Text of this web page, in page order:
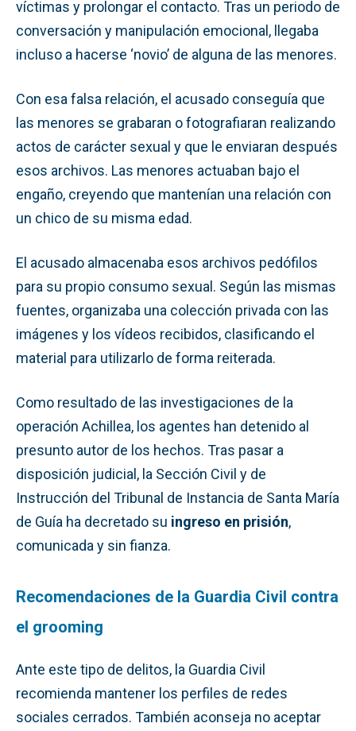
víctimas y prolongar el contacto. Tras un periodo de
conversación y manipulación emocional, llegaba
incluso a hacerse ‘novio’ de alguna de las menores.
Con esa falsa relación, el acusado conseguía que
las menores se grabaran o fotografiaran realizando
actos de carácter sexual y que le enviaran después
esos archivos. Las menores actuaban bajo el
engaño, creyendo que mantenían una relación con
un chico de su misma edad.
El acusado almacenaba esos archivos pedófilos
para su propio consumo sexual. Según las mismas
fuentes, organizaba una colección privada con las
imágenes y los vídeos recibidos, clasificando el
material para utilizarlo de forma reiterada.
Como resultado de las investigaciones de la
operación Achillea, los agentes han detenido al
presunto autor de los hechos. Tras pasar a
disposición judicial, la Sección Civil y de
Instrucción del Tribunal de Instancia de Santa María
de Guía ha decretado su ingreso en prisión,
comunicada y sin fianza.
Recomendaciones de la Guardia Civil contra
el grooming
Ante este tipo de delitos, la Guardia Civil
recomienda mantener los perfiles de redes
sociales cerrados. También aconseja no aceptar